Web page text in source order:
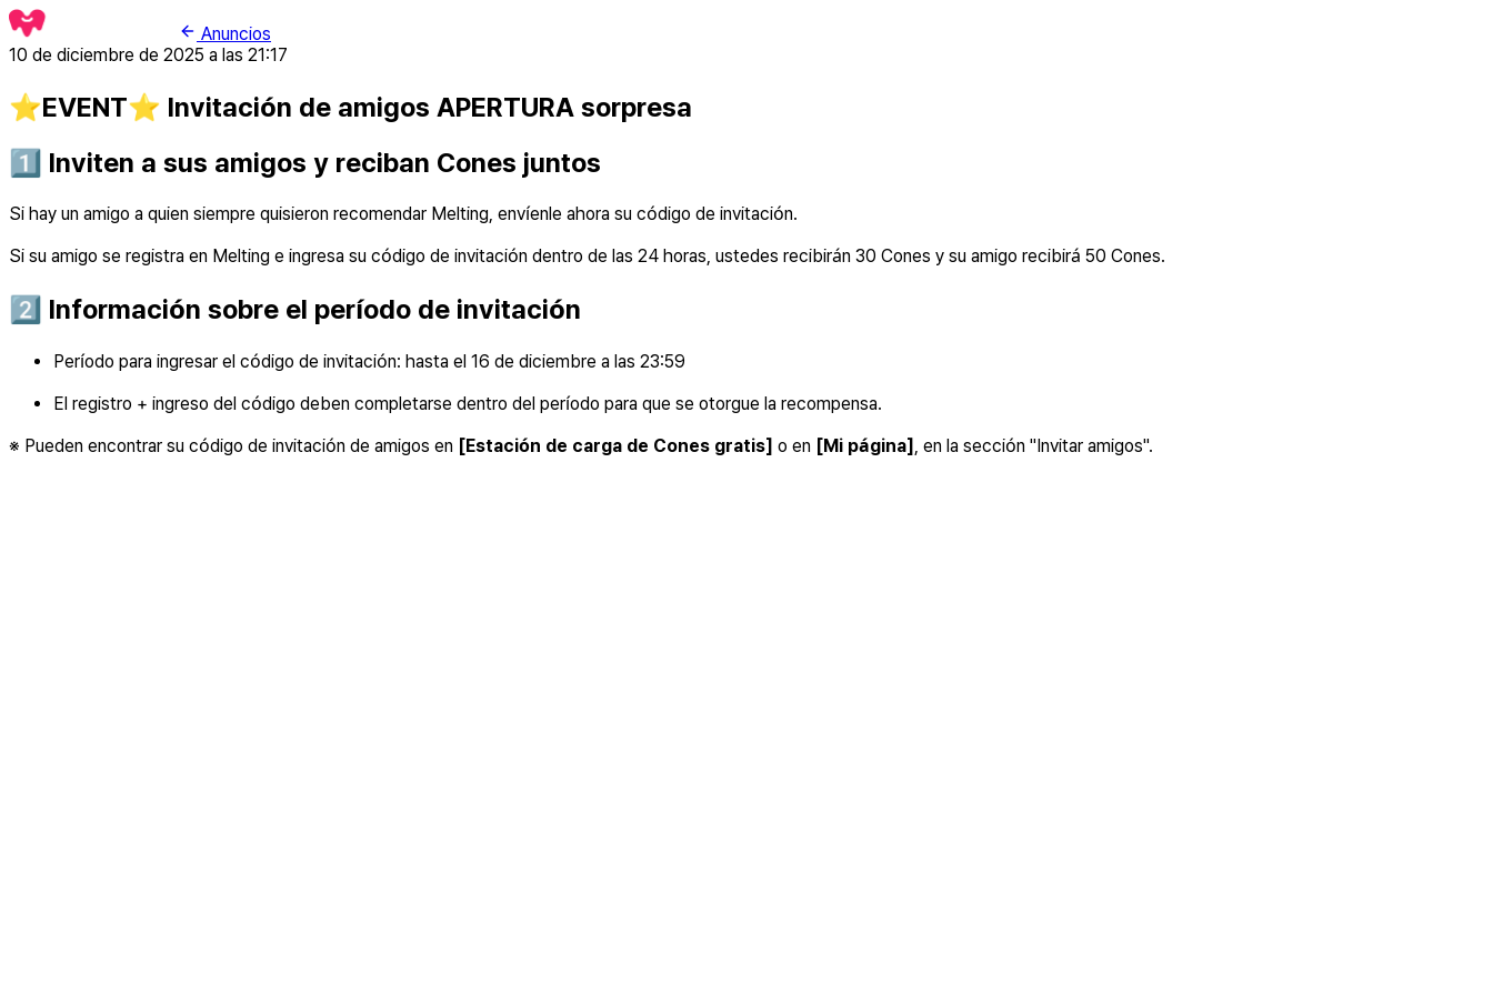
Anuncios
10 de diciembre de 2025 a las 21:17
⭐️EVENT⭐️ Invitación de amigos APERTURA sorpresa
1️⃣ Inviten a sus amigos y reciban Cones juntos
Si hay un amigo a quien siempre quisieron recomendar Melting, envíenle ahora su código de invitación.
Si su amigo se registra en Melting e ingresa su código de invitación dentro de las 24 horas, ustedes recibirán 30 Cones y su amigo recibirá 50 Cones.
2️⃣ Información sobre el período de invitación
Período para ingresar el código de invitación: hasta el 16 de diciembre a las 23:59
El registro + ingreso del código deben completarse dentro del período para que se otorgue la recompensa.
※ Pueden encontrar su código de invitación de amigos en [Estación de carga de Cones gratis] o en [Mi página] , en la sección "Invitar amigos".